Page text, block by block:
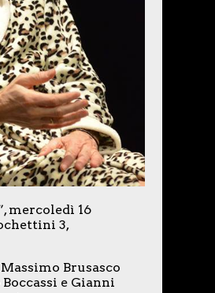
mercoledì 16
3,
Brusasco
e Gianni